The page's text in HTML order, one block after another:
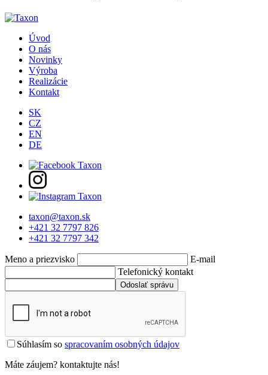
Úvod
O nás
Novinky
Výroba
Realizácie
Kontakt
SK
CZ
EN
DE
taxon@taxon.sk
+421 32 7797 826
+421 32 7797 342
Meno a priezvisko
E-mail
Telefonický kontakt
Odoslať správu
Súhlasím so spracovaním osobných údajov
Máte záujem? kontaktujte nás!